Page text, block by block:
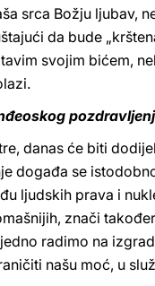
srca Božju ljubav,
da bude
svojim bićem,
danas će biti
događa se
ljudskih prava i
znači
radimo na
našu moć, u